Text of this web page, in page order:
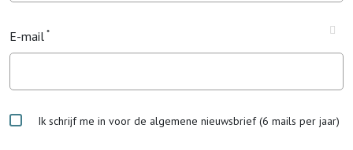
E-mail
Ik schrijf me in voor de algemene nieuwsbrief (6 mails per jaar)